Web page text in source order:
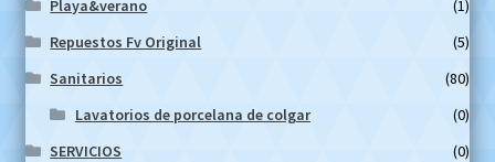
Playa&verano
(1)
Repuestos Fv Original
(5)
Sanitarios
(80)
Lavatorios de porcelana de colgar
(0)
SERVICIOS
(0)